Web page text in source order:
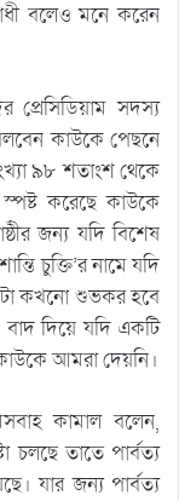
বলেও মনে করেন
প্রেসিডিয়াম সদস্য
কাউকে পেছনে
৯৮ শতাংশ থেকে
করেছে কাউকে
জন্য যদি বিশেষ
চুক্তি’র নামে যদি
কখনো শুভকর হবে
দিয়ে যদি একটি
আমরা দেয়নি।
কামাল বলেন,
চলছে তাতে পার্বত্য
যার জন্য পার্বত্য